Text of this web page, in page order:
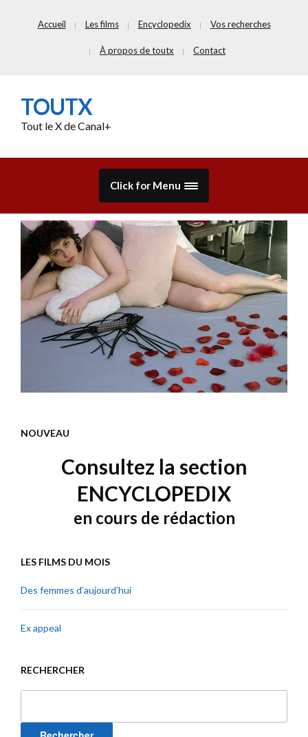
Accueil Les films Encyclopedix Vos recherches
À propos de toutx Contact
TOUTX
Tout le X de Canal+
Click for Menu
NOUVEAU
Consultez la section
ENCYCLOPEDIX
en cours de rédaction
LES FILMS DU MOIS
Des femmes d’aujourd’hui
Ex appeal
RECHERCHER